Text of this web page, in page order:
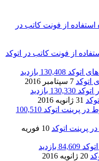
از فونت کاتب در اتوکد
130,408 بازدید
اتوکد 7 سپتامبر 2016
130,330 بازدید
31 ژانویه 2016
100,510
پرینت اتوکد
10 فوریه
84,609 بازدید
20 ژانویه 2016